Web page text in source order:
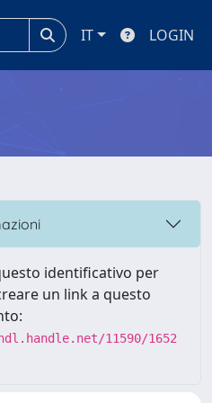
IT LOGIN
identificativo per
un link a questo
11590/1652